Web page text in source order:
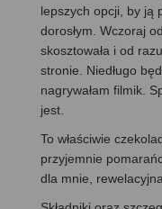
lepszych opcji, by ją
dorosłym. Wczoraj
skosztowała i od
stronie. Niedługo
nagrywałam filmik.
jest.
To właściwie
przyjemnie
dla mnie,